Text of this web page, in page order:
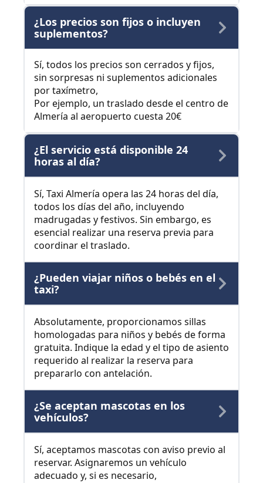
¿Los precios son fijos o incluyen
suplementos?
Sí, todos los precios son cerrados y fijos,
sin sorpresas ni suplementos adicionales
por taxímetro,
Por ejemplo, un traslado desde el centro de
Almería al aeropuerto cuesta 20€
¿El servicio está disponible 24
horas al día?
Sí, Taxi Almería opera las 24 horas del día,
todos los días del año, incluyendo
madrugadas y festivos. Sin embargo, es
esencial realizar una reserva previa para
coordinar el traslado.
¿Pueden viajar niños o bebés en el
taxi?
Absolutamente, proporcionamos sillas
homologadas para niños y bebés de forma
gratuita. Indique la edad y el tipo de asiento
requerido al realizar la reserva para
prepararlo con antelación.
¿Se aceptan mascotas en los
vehículos?
Sí, aceptamos mascotas con aviso previo al
reservar. Asignaremos un vehículo
adecuado y, si es necesario,